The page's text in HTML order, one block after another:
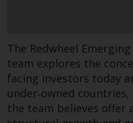
auf
kollektive
RWC Asset
einem ihrer
Unternehmen
(die „von
Fonds“). Einige
verwalteten
The Redwheel
team explores the
facing investors today
under‑owned
the team believes offer